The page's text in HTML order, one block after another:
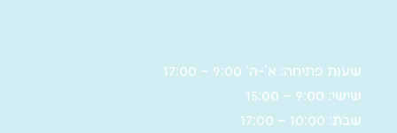
שעות פתיחה: א’-ה’ 9:00 – 17:00
שישי: 9:00 – 15:00
שבת: 10:00 – 17:00